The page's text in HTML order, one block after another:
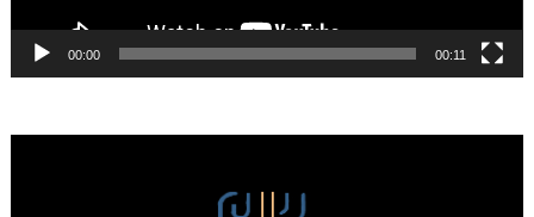
00:00 00:11